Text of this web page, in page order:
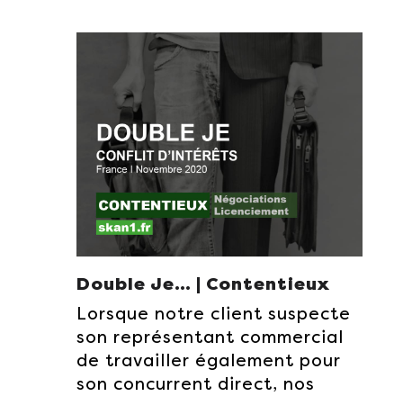
Double Je… | Contentieux
Lorsque notre client suspecte
son représentant commercial
de travailler également pour
son concurrent direct, nos